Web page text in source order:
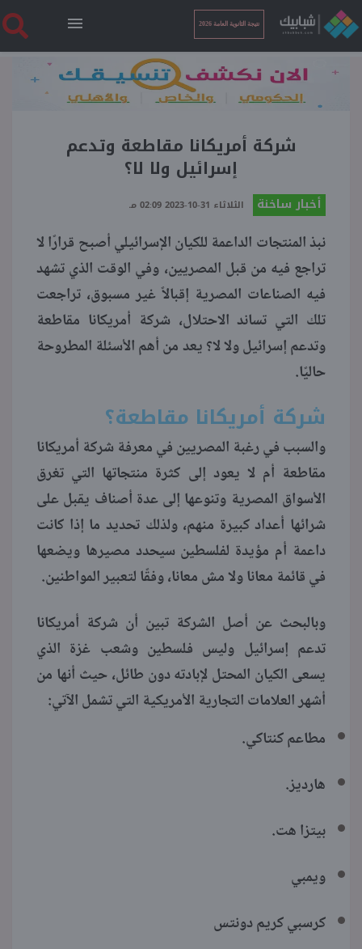
نتيجة الثانوية العامة 2026
الرئيسية
نتيجة الثانوية العامة 2026
فنجان قهوة
بوابة الطلبة
ملفات
شركة أمريكانا مقاطعة وتدعم
إسرائيل ولا لا؟
أخبار ساخنة الثلاثاء 31-10-2023 02:09 مـ
نبذ المنتجات الداعمة للكيان الإسرائيلي أصبح قرارًا لا
تراجع فيه من قبل المصريين، وفي الوقت الذي تشهد
فيه الصناعات المصرية إقبالاً غير مسبوق، تراجعت
تلك التي تساند الاحتلال، شركة أمريكانا مقاطعة
وتدعم إسرائيل ولا لا؟ يعد من أهم الأسئلة المطروحة
حاليًا.
شركة أمريكانا مقاطعة؟
والسبب في رغبة المصريين في معرفة شركة أمريكانا
مقاطعة أم لا يعود إلى كثرة منتجاتها التي تغرق
الأسواق المصرية وتنوعها إلى عدة أصناف يقبل على
شرائها أعداد كبيرة منهم، ولذلك تحديد ما إذا كانت
داعمة أم مؤيدة لفلسطين سيحدد مصيرها ويضعها
في قائمة معانا ولا مش معانا، وفقًا لتعبير المواطنين.
وبالبحث عن أصل الشركة تبين أن شركة أمريكانا
تدعم إسرائيل وليس فلسطين وشعب غزة الذي
يسعى الكيان المحتل لإبادته دون طائل، حيث أنها من
أشهر العلامات التجارية الأمريكية التي تشمل الآتي:
مطاعم كنتاكي.
هارديز.
بيتزا هت.
ويمبي
كرسبي كريم دونتس